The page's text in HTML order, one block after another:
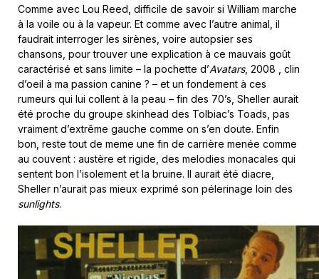
Comme avec Lou Reed, difficile de savoir si William marche
à la voile ou à la vapeur. Et comme avec l’autre animal, il
faudrait interroger les sirènes, voire autopsier ses
chansons, pour trouver une explication à ce mauvais goût
caractérisé et sans limite – la pochette d’Avatars, 2008 , clin
d’oeil à ma passion canine ? – et un fondement à ces
rumeurs qui lui collent à la peau – fin des 70’s, Sheller aurait
été proche du groupe skinhead des Tolbiac’s Toads, pas
vraiment d’extrême gauche comme on s’en doute. Enfin
bon, reste tout de meme une fin de carrière menée comme
au couvent : austère et rigide, des melodies monacales qui
sentent bon l’isolement et la bruine. Il aurait été diacre,
Sheller n’aurait pas mieux exprimé son pélerinage loin des
sunlights.